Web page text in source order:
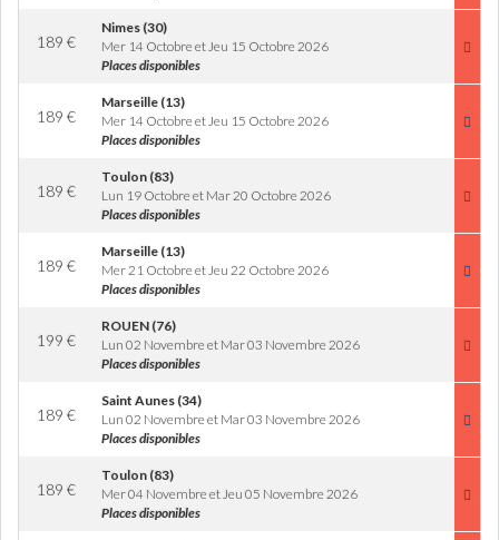
189 €
Nimes (30)
Mer 14 Octobre et Jeu 15 Octobre 2026
Places disponibles
189 €
Marseille (13)
Mer 14 Octobre et Jeu 15 Octobre 2026
Places disponibles
189 €
Toulon (83)
Lun 19 Octobre et Mar 20 Octobre 2026
Places disponibles
189 €
Marseille (13)
Mer 21 Octobre et Jeu 22 Octobre 2026
Places disponibles
199 €
ROUEN (76)
Lun 02 Novembre et Mar 03 Novembre 2026
Places disponibles
189 €
Saint Aunes (34)
Lun 02 Novembre et Mar 03 Novembre 2026
Places disponibles
189 €
Toulon (83)
Mer 04 Novembre et Jeu 05 Novembre 2026
Places disponibles